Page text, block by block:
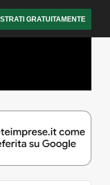
GRATUITAMENTE